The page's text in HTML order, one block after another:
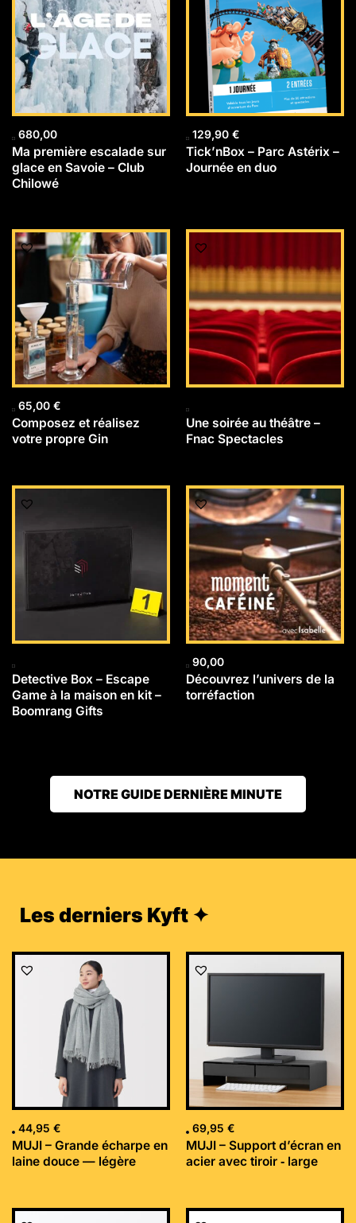
680,00
Ma première escalade sur
glace en Savoie – Club
Chilowé
129,90 €
Tick’nBox – Parc Astérix –
Journée en duo
65,00 €
Composez et réalisez
votre propre Gin
Une soirée au théâtre –
Fnac Spectacles
Detective Box – Escape
Game à la maison en kit –
Boomrang Gifts
90,00
Découvrez l’univers de la
torréfaction
NOTRE GUIDE DERNIÈRE MINUTE
Les derniers Kyft ✦
44,95 €
MUJI – Grande écharpe en
laine douce — légère
69,95 €
MUJI – Support d’écran en
acier avec tiroir ‐ large